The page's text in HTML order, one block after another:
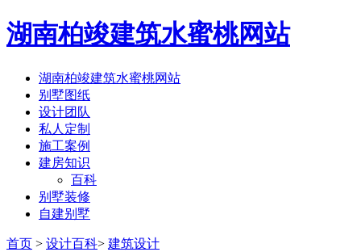
湖南柏竣建筑水蜜桃网站
湖南柏竣建筑水蜜桃网站
别墅图纸
设计团队
私人定制
施工案例
建房知识
百科
别墅装修
自建别墅
首页 > 设计百科> 建筑设计